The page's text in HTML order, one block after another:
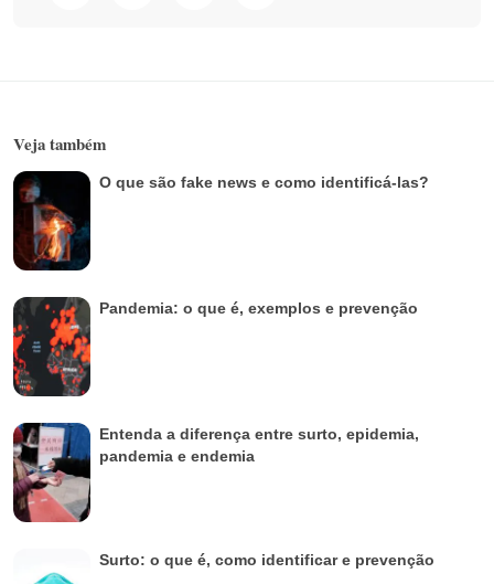
Veja também
O que são fake news e como identificá-las?
Pandemia: o que é, exemplos e prevenção
Entenda a diferença entre surto, epidemia,
pandemia e endemia
Surto: o que é, como identificar e prevenção